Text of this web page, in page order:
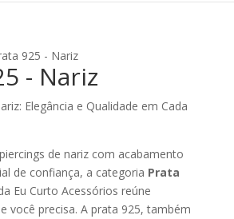
925 - Nariz
- Nariz
Elegância e Qualidade em Cada
de nariz com acabamento
de confiança, a categoria Prata
Eu Curto Acessórios reúne
você precisa. A prata 925, também